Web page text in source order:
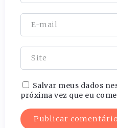
Salvar meus dados
próxima vez que eu